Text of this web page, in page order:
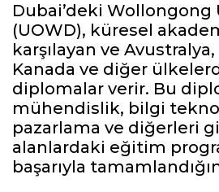
Dubai’deki Wollongong
(UOWD), küresel
karşılayan ve
Kanada ve diğer
diplomalar verir. Bu
mühendislik, bilgi
pazarlama ve diğerleri
alanlardaki eğitim
başarıyla